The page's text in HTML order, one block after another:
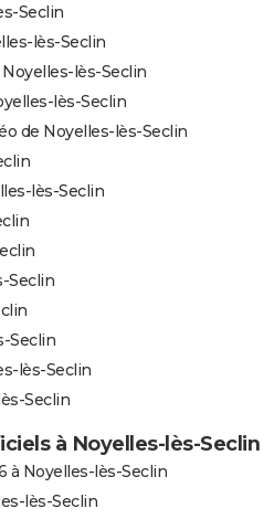
Seclin
lès-Seclin
lès-Seclin
lès-Seclin
de Noyelles-lès-Seclin
lès-Seclin
Seclin
Seclin
lès-Seclin
Seclin
à Noyelles-lès-Seclin
à Noyelles-lès-Seclin
lès-Seclin